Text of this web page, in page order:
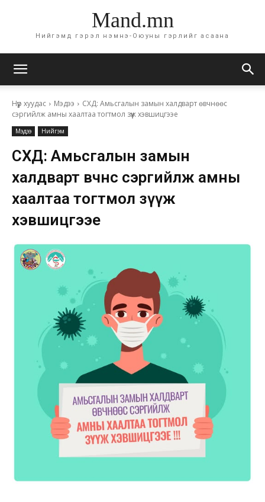
Mand.mn
Нийгэмд гэрэл нэмнэ-Оюуны гэрлийг асаана
Нүүр хуудас Мэдээ
СХД: Амьсгалын замын халдварт өвчнөөс
сэргийлж амны хаалтаа тогтмол зүүж хэвшицгээе
Мэдээ Нийгэм
СХД: Амьсгалын замын
халдварт өвчнөөс сэргийлж амны
хаалтаа тогтмол зүүж
хэвшицгээе